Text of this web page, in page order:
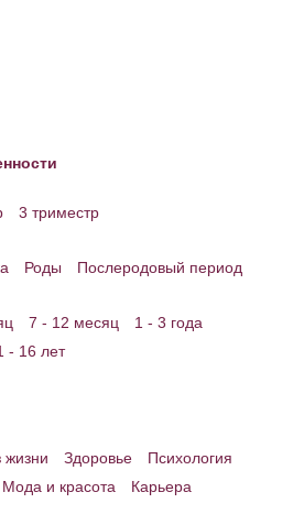
3 триместр
Роды
Послеродовый период
7 - 12 месяц
1 - 3 года
- 16 лет
жизни Здоровье
Психология
Мода и красота
Карьера